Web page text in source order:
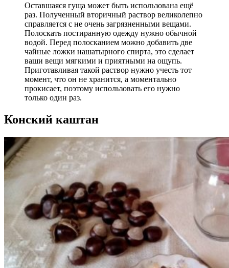
Оставшаяся гуща может быть использована ещё
раз. Полученный вторичный раствор великолепно
справляется с не очень загрязненными вещами.
Полоскать постиранную одежду нужно обычной
водой. Перед полосканием можно добавить две
чайные ложки нашатырного спирта, это сделает
ваши вещи мягкими и приятными на ощупь.
Приготавливая такой раствор нужно учесть тот
момент, что он не хранится, а моментально
прокисает, поэтому использовать его нужно
только один раз.
Конский каштан